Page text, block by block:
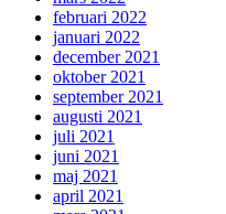
februari 2022
januari 2022
december 2021
oktober 2021
september 2021
augusti 2021
juli 2021
juni 2021
maj 2021
april 2021